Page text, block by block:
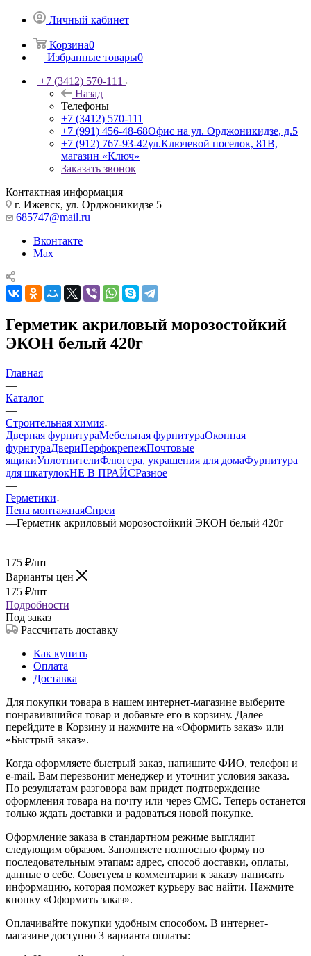
Личный кабинет
Корзина0
Избранные товары0
+7 (3412) 570-111
Назад
Телефоны
+7 (3412) 570-111
+7 (991) 456-48-68Офис на ул. Орджоникидзе, д.5
+7 (912) 767-93-42ул.Ключевой поселок, 81В,
магазин «Ключ»
Заказать звонок
Контактная информация
г. Ижевск, ул. Орджоникидзе 5
685747@mail.ru
Вконтакте
Max
Герметик акриловый морозостойкий
ЭКОН белый 420г
Главная
—
Каталог
—
Строительная химия
Дверная фурнитураМебельная фурнитураОконная
фурнтураДвериПерфокрепежПочтовые
ящикиУплотнителиФлюгера, украшения для домаФурнитура
для шкатулокНЕ В ПРАЙСРазное
—
Герметики
Пена монтажнаяСпреи
—Герметик акриловый морозостойкий ЭКОН белый 420г
175 ₽/шт
Варианты цен
175 ₽/шт
Подробности
Под заказ
Рассчитать доставку
Как купить
Оплата
Доставка
Для покупки товара в нашем интернет-магазине выберите
понравившийся товар и добавьте его в корзину. Далее
перейдите в Корзину и нажмите на «Оформить заказ» или
«Быстрый заказ».
Когда оформляете быстрый заказ, напишите ФИО, телефон и
e-mail. Вам перезвонит менеджер и уточнит условия заказа.
По результатам разговора вам придет подтверждение
оформления товара на почту или через СМС. Теперь останется
только ждать доставки и радоваться новой покупке.
Оформление заказа в стандартном режиме выглядит
следующим образом. Заполняете полностью форму по
последовательным этапам: адрес, способ доставки, оплаты,
данные о себе. Советуем в комментарии к заказу написать
информацию, которая поможет курьеру вас найти. Нажмите
кнопку «Оформить заказ».
Оплачивайте покупки удобным способом. В интернет-
магазине доступно 3 варианта оплаты: